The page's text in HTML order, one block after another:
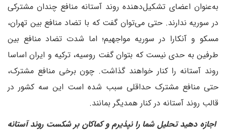
به‌عنوان اعضای تشکیل‌دهنده روند آستانه منافع چندان مشترکی
در سوریه ندارند. حتی می‌توان گفت که با تضاد منافع بین تهران،
مسکو و آنکارا در سوریه مواجهیم؛ اما شدت تضاد منافع بین
طرفین به حدی نیست که بتوان گفت روسیه، ترکیه و ایران اساسا
روند آستانه را کنار خواهند گذاشت. چون برخی منافع مشترک،
حتی منافع مشترک حداقلی سبب شده است این سه کشور در
قالب روند آستانه در کنار همدیگر بمانند.
‌ اجازه دهید تحلیل شما را نپذیرم و کماکان بر شکست روند آستانه